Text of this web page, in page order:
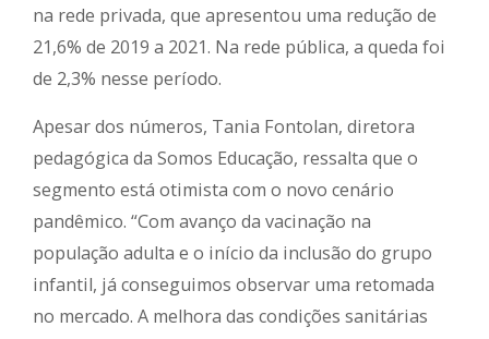
na rede privada, que apresentou uma redução de
21,6% de 2019 a 2021. Na rede pública, a queda foi
de 2,3% nesse período.
Apesar dos números, Tania Fontolan, diretora
pedagógica da Somos Educação, ressalta que o
segmento está otimista com o novo cenário
pandêmico. “Com avanço da vacinação na
população adulta e o início da inclusão do grupo
infantil, já conseguimos observar uma retomada
no mercado. A melhora das condições sanitárias